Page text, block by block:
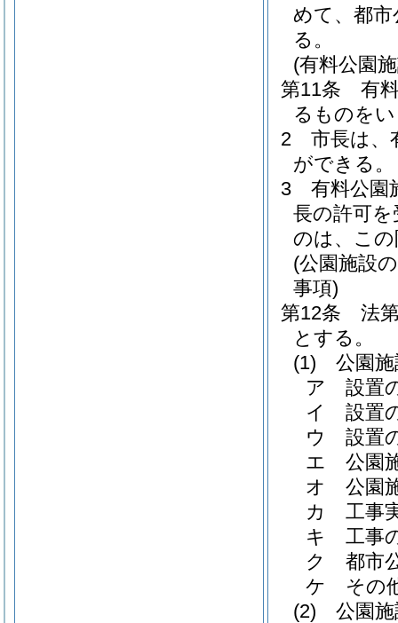
めて、都
る。
(有料公園
第11条
有
るものを
2
市長は、
ができる。
3
有料公園
長の許可
のは、こ
(公園施設
事項)
第12条
法
とする。
(1)
公園
ア
設置
イ
設置
ウ
設置
エ
公園
オ
公園
カ
工事
キ
工事
ク
都市
ケ
その
(2)
公園